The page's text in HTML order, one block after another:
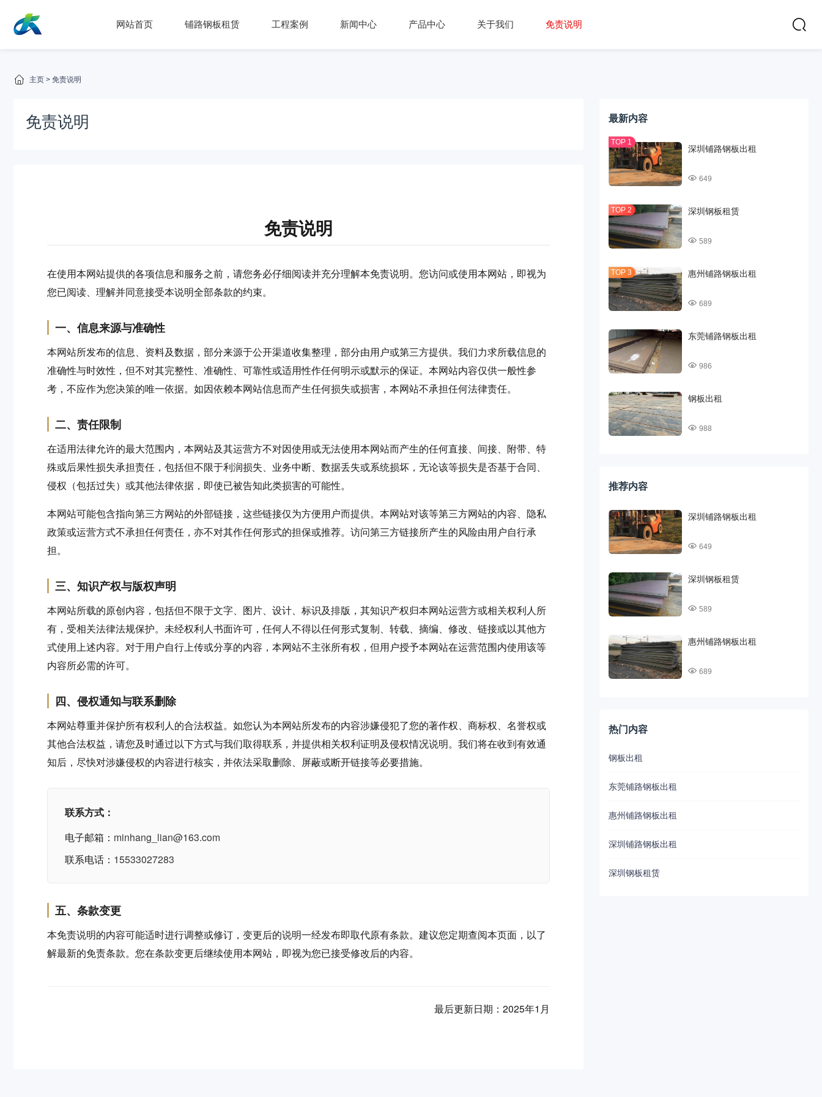
网站首页 铺路钢板租赁 工程案例 新闻中心 产品中心 关于我们 免责说明
主页 > 免责说明
免责说明
免责说明
在使用本网站提供的各项信息和服务之前，请您务必仔细阅读并充分理解本免责说明。您访问或使用本网站，即视为
您已阅读、理解并同意接受本说明全部条款的约束。
一、信息来源与准确性
本网站所发布的信息、资料及数据，部分来源于公开渠道收集整理，部分由用户或第三方提供。我们力求所载信息的
准确性与时效性，但不对其完整性、准确性、可靠性或适用性作任何明示或默示的保证。本网站内容仅供一般性参
考，不应作为您决策的唯一依据。如因依赖本网站信息而产生任何损失或损害，本网站不承担任何法律责任。
二、责任限制
在适用法律允许的最大范围内，本网站及其运营方不对因使用或无法使用本网站而产生的任何直接、间接、附带、特
殊或后果性损失承担责任，包括但不限于利润损失、业务中断、数据丢失或系统损坏，无论该等损失是否基于合同、
侵权（包括过失）或其他法律依据，即使已被告知此类损害的可能性。
本网站可能包含指向第三方网站的外部链接，这些链接仅为方便用户而提供。本网站对该等第三方网站的内容、隐私
政策或运营方式不承担任何责任，亦不对其作任何形式的担保或推荐。访问第三方链接所产生的风险由用户自行承
担。
三、知识产权与版权声明
本网站所载的原创内容，包括但不限于文字、图片、设计、标识及排版，其知识产权归本网站运营方或相关权利人所
有，受相关法律法规保护。未经权利人书面许可，任何人不得以任何形式复制、转载、摘编、修改、链接或以其他方
式使用上述内容。对于用户自行上传或分享的内容，本网站不主张所有权，但用户授予本网站在运营范围内使用该等
内容所必需的许可。
四、侵权通知与联系删除
本网站尊重并保护所有权利人的合法权益。如您认为本网站所发布的内容涉嫌侵犯了您的著作权、商标权、名誉权或
其他合法权益，请您及时通过以下方式与我们取得联系，并提供相关权利证明及侵权情况说明。我们将在收到有效通
知后，尽快对涉嫌侵权的内容进行核实，并依法采取删除、屏蔽或断开链接等必要措施。
联系方式：
电子邮箱： minhang_lian@163.com
联系电话： 15533027283
五、条款变更
本免责说明的内容可能适时进行调整或修订，变更后的说明一经发布即取代原有条款。建议您定期查阅本页面，以了
解最新的免责条款。您在条款变更后继续使用本网站，即视为您已接受修改后的内容。
最后更新日期：2025年1月
最新内容
深圳铺路钢板出租
649
深圳钢板租赁
589
惠州铺路钢板出租
689
东莞铺路钢板出租
986
钢板出租
988
推荐内容
深圳铺路钢板出租
649
深圳钢板租赁
589
惠州铺路钢板出租
689
热门内容
钢板出租
东莞铺路钢板出租
惠州铺路钢板出租
深圳铺路钢板出租
深圳钢板租赁